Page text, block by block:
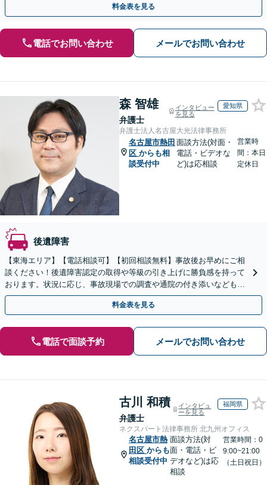
料金表を見る
電話でお問い合わせ メールでお問い合わせ
森 智雄
弁護士
インタビュー
を見る
愛知県
弁護士法人名古屋大光法律事務所
名古屋市熱田
区 からも相
談受付中
面談方法(対面・
電話・ビデオな
ど)は応相談
営業時
間：本日
定休日
後遺障害
【東海エリア】【電話相談可】【初回相談無料】事故後お早めにご相
談ください！後遺障害認定の取得や等級の引き上げに勝負感を持って
おります。状況に応じ、事故現場での調査や通院の付き添いなどもサ
ポート。弁護士費用特約を利用可能【休日・夜間面談可】
料金表を見る
電話で面談予約 メールでお問い合わせ
古川 和積
弁護士
インタビュ
ーを見る
福岡県
ネクスパート法律事務所 北九州オフィス
名古屋市熱
田区 からも
相談受付中
面談方法(対
面・電話・ビ
デオなど)は応
相談
営業時間：0
9:00~21:00
（土日祝日）